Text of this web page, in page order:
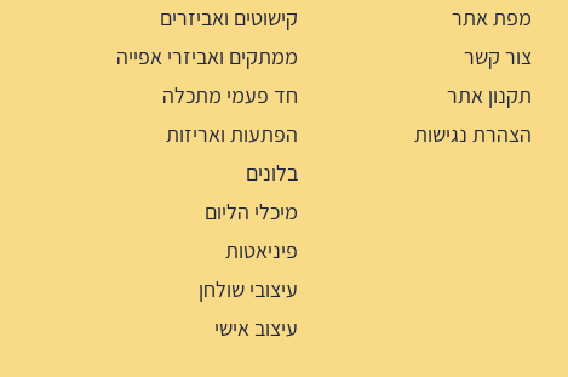
מפת אתר
צור קשר
תקנון אתר
הצהרת נגישות
קישוטים ואביזרים
ממתקים ואביזרי אפייה
חד פעמי מתכלה
הפתעות ואריזות
בלונים
מיכלי הליום
פיניאטות
עיצובי שולחן
עיצוב אישי